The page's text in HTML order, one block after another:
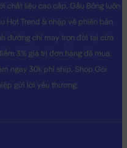
chất liệu cao cấp. Gấu Bông luôn
Hot Trend & nhập về phiên bản
đường chỉ may trọn đời tại cửa
3% giá trị đơn hàng đã mua.
ngay 30k phí ship. Shop Gói
gửi lời yêu thương.